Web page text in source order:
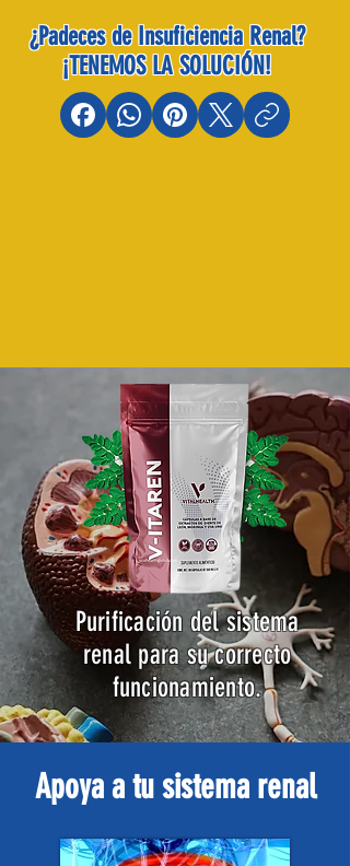
¿Padeces de Insuficiencia Renal?
¡TENEMOS LA SOLUCIÓN!
Purificación del sistema
renal para su correcto
funcionamiento.
Apoya a tu sistema renal